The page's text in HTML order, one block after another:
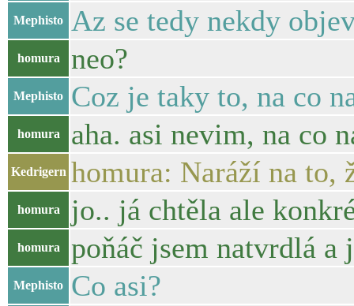
Mephisto Az se tedy nekdy
homura neo?
Mephisto Coz je taky to, na co
homura aha. asi nevim, na co
Kedrigern homura: Naráží na to,
homura jo.. já chtěla ale
homura poňáč jsem natvrdlá
Mephisto Co asi?